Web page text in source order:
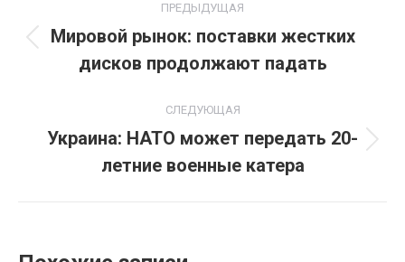
по
записям
ПРЕДЫДУЩАЯ
Предыдущая
запись:
Мировой рынок: поставки жестких
дисков продолжают падать
СЛЕДУЮЩАЯ
Следующая
запись:
Украина: НАТО может передать 20-
летние военные катера